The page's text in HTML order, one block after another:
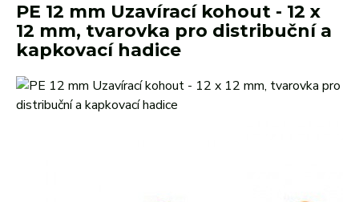
PE 12 mm Uzavírací kohout - 12 x
12 mm, tvarovka pro distribuční a
kapkovací hadice